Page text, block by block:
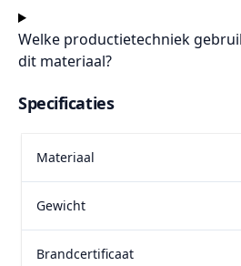
Welke productietechniek
dit materiaal?
Specificaties
Materiaal
Gewicht
Brandcertificaat